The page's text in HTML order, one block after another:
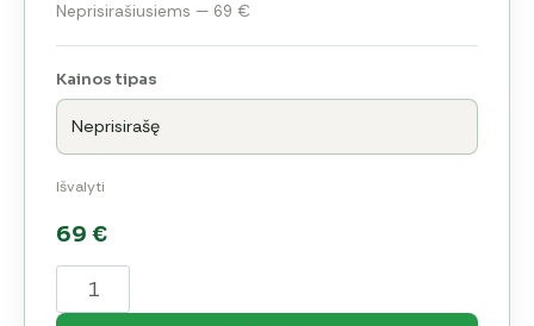
Neprisirašiusiems — 69 €
Kainos tipas
Išvalyti
69 €
produkto
kiekis: